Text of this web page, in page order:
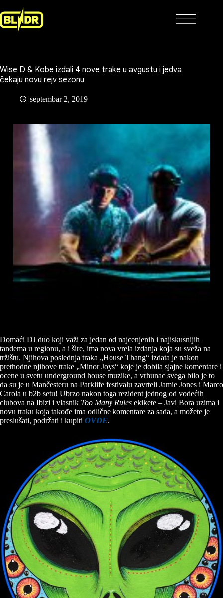
to
content
Wise D & Kobe izdali 4 nove trake u avgustu i jedva
čekaju novu rejv sezonu
septembar 2, 2019
Domaći DJ duo koji važi za jedan od najcenjenih i najiskusnijih
tandema u regionu, a i šire, ima nova vrela izdanja koja su sveža na
tržištu. Njihova poslednja traka „House Thang“ izdata je nakon
prethodne njihove trake „Minor Joys“ koje je dobila sjajne komentare i
ocene u svetu underground house muzike, a vrhunac svega bilo je to
da su je u Mančesteru na Parklife festivalu zavrteli Jamie Jones i Marco
Carola u b2b setu! Ubrzo nakon toga rezident jednog od vodećih
clubova na Ibizi i vlasnik Too Many Rules ekikete – Javi Bora uzima i
novu traku koja takođe ima odlične komentare za sada, a možete je
preslušati, podržati i kupiti OVDE.